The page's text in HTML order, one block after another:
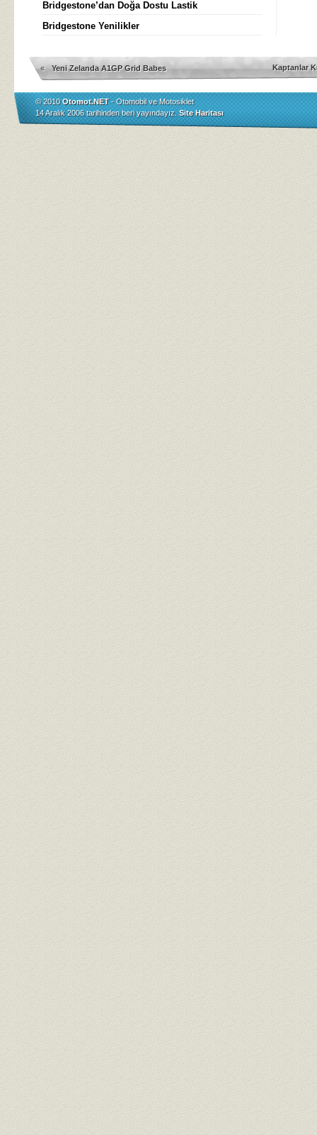
Bridgestone’dan Doğa Dostu Lastik
Bridgestone Yenilikler
« Yeni Zelanda A1GP Grid Babes Kaptanlar
© 2010Otomot.NET- Otomobil ve Motosiklet
14 Aralık 2006 tarihinden beri yayındayız. Site Haritası